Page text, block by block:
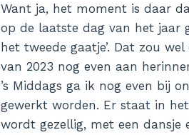
Want ja, het moment is daar
op de laatste dag van het jaar
het tweede gaatje’. Dat zou
van 2023 nog even aan
’s Middags ga ik nog even bij
gewerkt worden. Er staat in
wordt gezellig, met een dansje